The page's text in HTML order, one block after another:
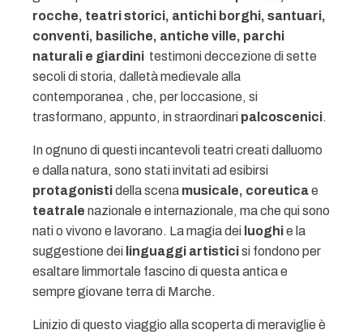
rocche, teatri storici, antichi borghi, santuari,
conventi, basiliche, antiche ville, parchi
naturali e giardini  testimoni deccezione di sette
secoli di storia, dalletà medievale alla
contemporanea , che, per loccasione, si
trasformano, appunto, in straordinari palcoscenici.
In ognuno di questi incantevoli teatri creati dalluomo
e dalla natura, sono stati invitati ad esibirsi
protagonistidella scena musicale, coreuticae
teatrale nazionale e internazionale, ma che qui sono
nati o vivono e lavorano. La magia dei luoghie la
suggestione dei linguaggi artisticisi fondono per
esaltare limmortale fascino di questa antica e
sempre giovane terra di Marche.
Linizio di questo viaggio alla scoperta di meraviglie è